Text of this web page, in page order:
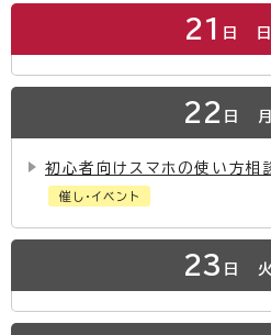
21 日
22 日
初心者向けスマホの使い方相
催し・イベント
23 日